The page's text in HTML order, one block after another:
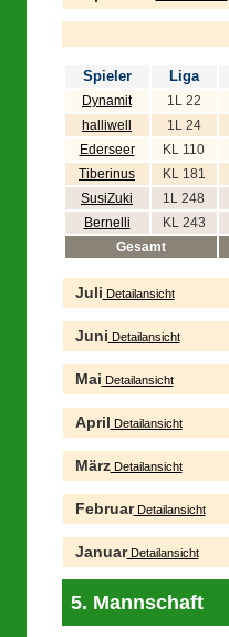
Spieler Liga
Dynamit 1L 22
halliwell
1L 24
Ederseer
KL 110
Tiberinus
KL 181
SusiZuki
1L 248
Bernelli
KL 243
Gesamt
Juli Detailansicht
Juni Detailansicht
Mai Detailansicht
April Detailansicht
MärzDetailansicht
FebruarDetailansicht
JanuarDetailansicht
5. Mannschaft